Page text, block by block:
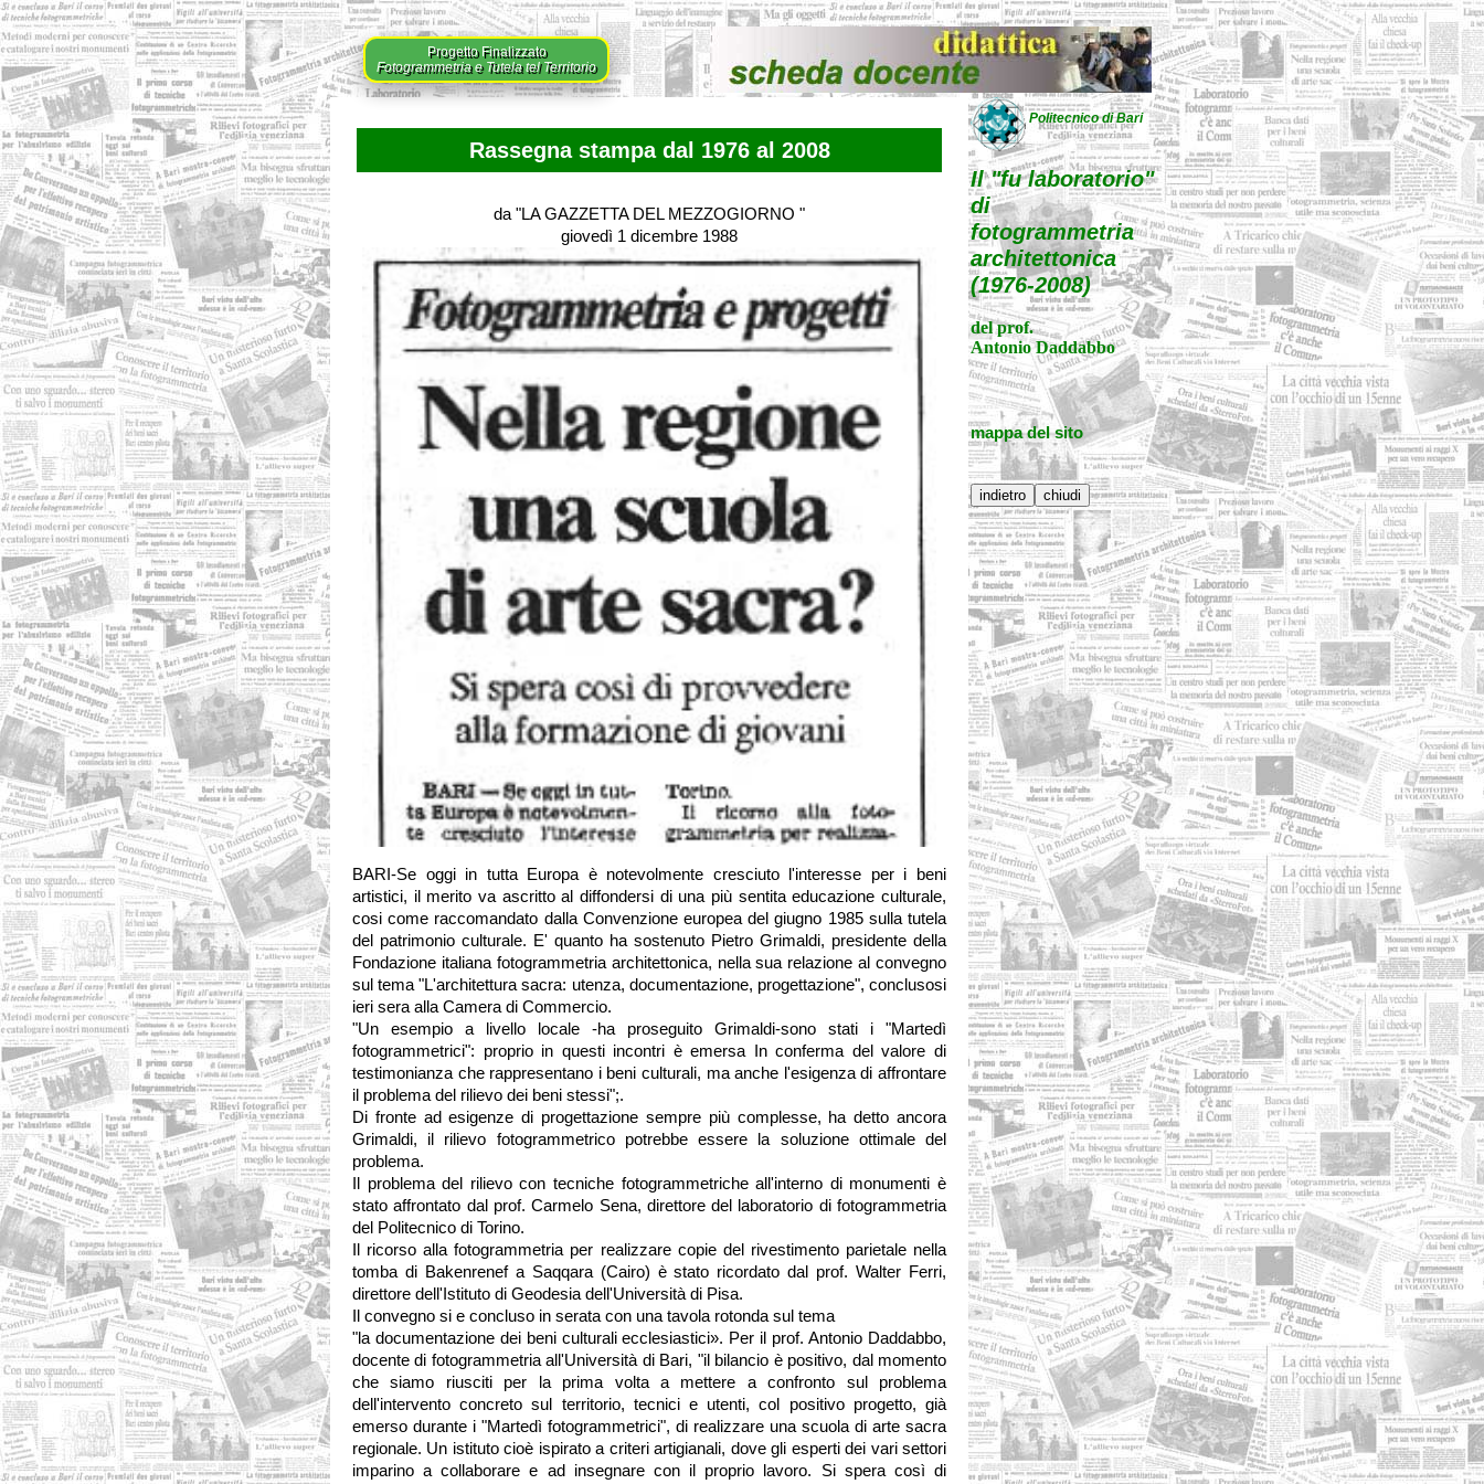
Progetto Finalizzato
Fotogrammetria e Tutela tel Territorio
Rassegna stampa dal 1976 al 2008
da "LA GAZZETTA DEL MEZZOGIORNO "
giovedì 1 dicembre 1988
BARI-Se oggi in tutta Europa è notevolmente cresciuto l'interesse per i beni
artistici, il merito va ascritto al diffondersi di una più sentita educazione culturale,
cosi come raccomandato dalla Convenzione europea del giugno 1985 sulla tutela
del patrimonio culturale. E' quanto ha sostenuto Pietro Grimaldi, presidente della
Fondazione italiana fotogrammetria architettonica, nella sua relazione al convegno
sul tema "L'architettura sacra: utenza, documentazione, progettazione", conclusosi
ieri sera alla Camera di Commercio.
"Un esempio a livello locale -ha proseguito Grimaldi-sono stati i "Martedì
fotogrammetrici": proprio in questi incontri è emersa In conferma del valore di
testimonianza che rappresentano i beni culturali, ma anche l'esigenza di affrontare
il problema del rilievo dei beni stessi";.
Di fronte ad esigenze di progettazione sempre più complesse, ha detto ancora
Grimaldi, il rilievo fotogrammetrico potrebbe essere la soluzione ottimale del
problema.
Il problema del rilievo con tecniche fotogrammetriche all'interno di monumenti è
stato affrontato dal prof. Carmelo Sena, direttore del laboratorio di fotogrammetria
del Politecnico di Torino.
Il ricorso alla fotogrammetria per realizzare copie del rivestimento parietale nella
tomba di Bakenrenef a Saqqara (Cairo) è stato ricordato dal prof. Walter Ferri,
direttore dell'Istituto di Geodesia dell'Università di Pisa.
Il convegno si e concluso in serata con una tavola rotonda sul tema
"la documentazione dei beni culturali ecclesiastici». Per il prof. Antonio Daddabbo,
docente di fotogrammetria all'Università di Bari, "il bilancio è positivo, dal momento
che siamo riusciti per la prima volta a mettere a confronto sul problema
dell'intervento concreto sul territorio, tecnici e utenti, col positivo progetto, già
emerso durante i "Martedì fotogrammetrici", di realizzare una scuola di arte sacra
regionale. Un istituto cioè ispirato a criteri artigianali, dove gli esperti dei vari settori
imparino a collaborare e ad insegnare con il proprio lavoro. Si spera così di
Politecnico di Bari
Il "fu laboratorio"
di
fotogrammetria
architettonica
(1976-2008)
del prof.
Antonio Daddabbo
mappa del sito